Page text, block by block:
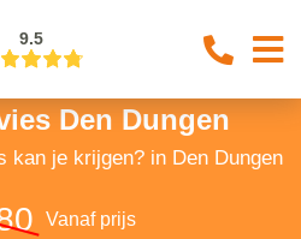
9.5
Den Dungen
kan je krijgen? in Den Dungen
Vanaf prijs